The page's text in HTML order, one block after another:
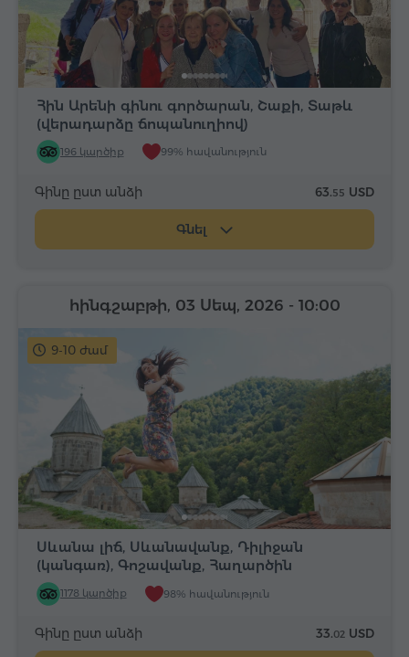
Հին Արենի գինու գործարան, Շաքի, Տաթև
(վերադարձը ճոպանուղիով)
196 կարծիք 99% հավանություն
Գինը ըստ անձի 63.55 USD
Գնել
9-10 ժամ
Սևանա լիճ, Սևանավանք, Դիլիջան
(կանգառ), Գոշավանք, Հաղարծին
1178 կարծիք 98% հավանություն
հինգշաբթի, 03 Սեպ, 2026 - 10:00
Գինը ըստ անձի 33.02 USD